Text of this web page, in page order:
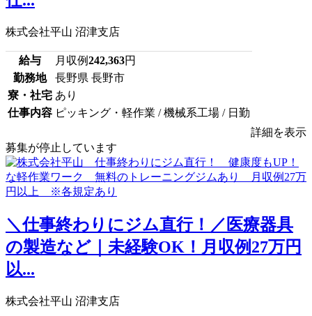
株式会社平山 沼津支店
給与 月収例242,363円
勤務地
長野県 長野市
寮・社宅 あり
仕事内容 ピッキング・軽作業 / 機械系工場 / 日勤
詳細を表示
募集が停止しています
＼仕事終わりにジム直行！／医療器具
の製造など｜未経験OK！月収例27万円
以...
株式会社平山 沼津支店